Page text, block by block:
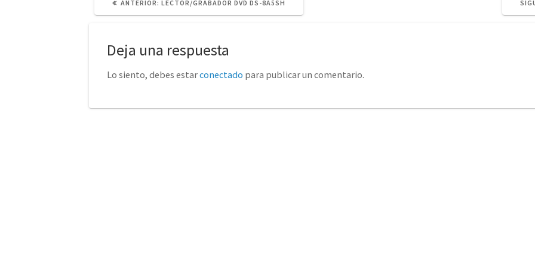
ANTERIOR: POST
LECTOR/GRABADOR DVD DS-8A5SH
Deja una respuesta
Lo siento, debes estarconectado para publicar un comentario.